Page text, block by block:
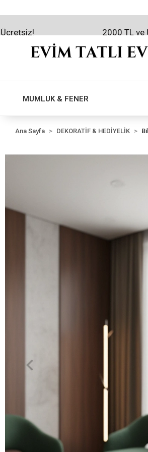
2000 TL ve Üzeri
MUMLUK & FENER
Ana Sayfa DEKORATİF & HEDİYELİK